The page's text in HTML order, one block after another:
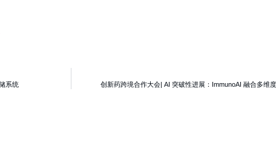
系统 创新药跨境合作大会| AI 突破性进展：ImmunoAI 融合多维